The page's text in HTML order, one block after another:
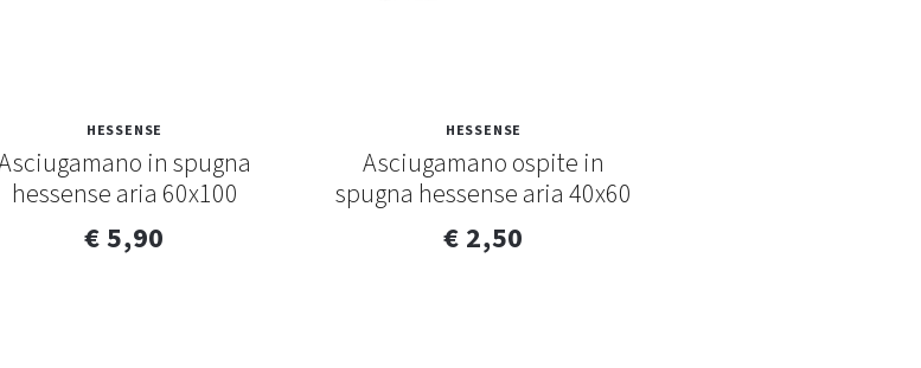
HESSENSE
in spugna
hessense aria 60x100
€ 5,90
HESSENSE
Asciugamano ospite in
spugna hessense aria 40x60
€ 2,50